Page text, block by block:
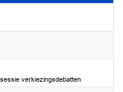
verkiezingsdebatten